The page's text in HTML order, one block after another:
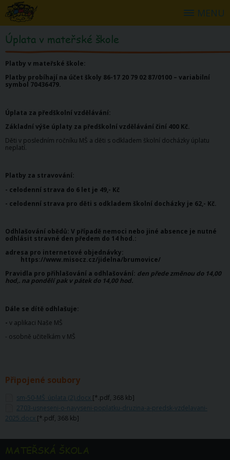
MENU
Úplata v mateřské škole
Platby v mateřské škole:
Platby probíhají na účet školy 86-17 20 79 02 87/0100 – variabilní
symbol 70436479.
Úplata za předškolní vzdělávání:
Základní výše úplaty za předškolní vzdělávání činí 400 Kč.
Děti v posledním ročníku MŠ a děti s odkladem školní docházky úplatu
neplatí.
Platby za stravování:
- celodenní strava do 6 let je 49,- Kč
- celodenní strava pro děti s odkladem školní docházky je 62,- Kč.
Odhlašování obědů: V případě nemoci nebo jiné absence je nutné
odhlásit stravné den předem do 14 hod.:
adresa pro internetové objednávky:
https://www.misocz.cz/jidelna/brumovice/
Pravidla pro přihlašování a odhlašování: den přede změnou do 14,00
hod,. na pondělí pak v pátek do 14,00 hod.
Dále se dítě odhlašuje:
- v aplikaci Naše MŠ
- osobně učitelkám v MŠ
Připojené soubory
sm-50-MŠ_úplata (2).docx [*.pdf, 368 kb]
2703-usneseni-o-navyseni-poplatku-druzina-a-predsk-vzdelavani-
2025.docx [*.pdf, 368 kb]
MATEŘSKÁ ŠKOLA